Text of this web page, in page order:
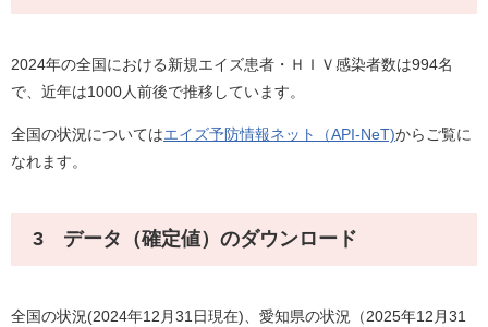
2024年の全国における新規エイズ患者・ＨＩＶ感染者数は994名
で、近年は1000人前後で推移しています。
全国の状況についてはエイズ予防情報ネット（API-NeT)からご覧に
なれます。
3 データ（確定値）のダウンロード
全国の状況(2024年12月31日現在)、愛知県の状況（2025年12月31